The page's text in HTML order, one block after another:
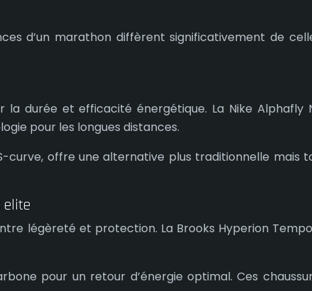
d’un marathon diffèrent significativement de
durée et efficacité énergétique. La Nike Alphafly
pour les longues distances.
curve, offre une alternative plus traditionnelle mais
elite
légèreté et protection. La Brooks Hyperion
pour un retour d’énergie optimal. Ces